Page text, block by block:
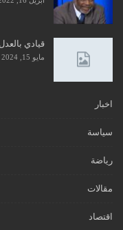
قيادي
مايو 15, 2024
اخبار
سياسة
رياضة
مقالات
اقتصاد